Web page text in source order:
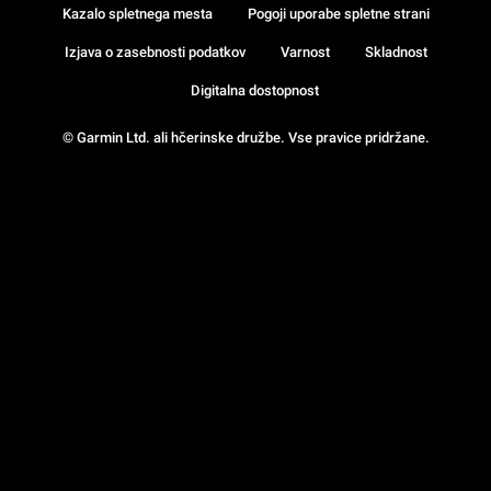
© Garmin Ltd. ali hčerinske družbe. Vse pravice pridržane.
Kazalo spletnega mesta Pogoji uporabe spletne strani
Izjava o zasebnosti podatkov Varnost Skladnost
Digitalna dostopnost